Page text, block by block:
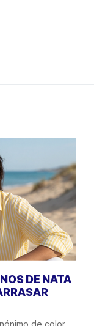
DE NATA
de color,